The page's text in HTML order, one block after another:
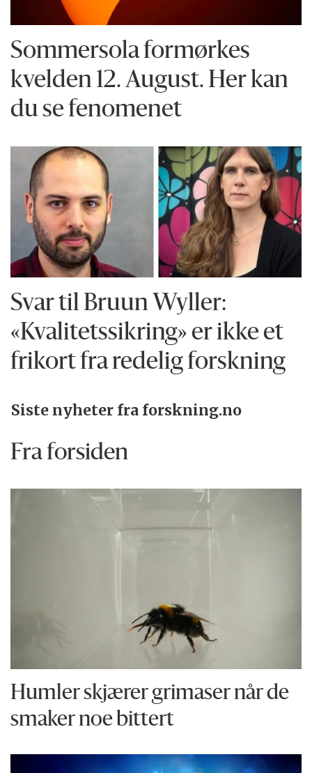
Sommersola formørkes
kvelden 12. August. Her kan
du se fenomenet
Svar til Bruun Wyller:
«Kvalitetssikring» er ikke et
frikort fra redelig forskning
Siste nyheter fra forskning.no
Fra forsiden
Humler skjærer grimaser når de
smaker noe bittert